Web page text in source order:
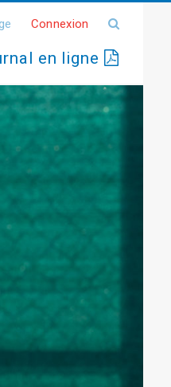
Connexion
en ligne